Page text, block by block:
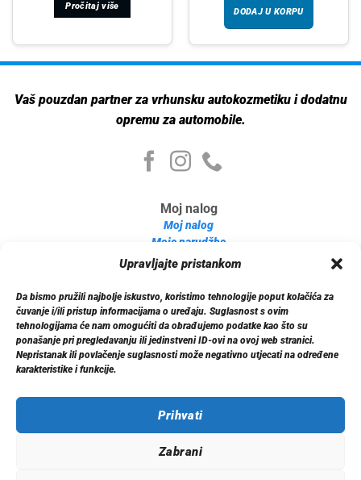
Upravljajte pristankom
Da bismo pružili najbolje iskustvo, koristimo tehnologije poput kolačića za
čuvanje i/ili pristup informacijama o uređaju. Suglasnost s ovim
tehnologijama će nam omogućiti da obrađujemo podatke kao što su
ponašanje pri pregledavanju ili jedinstveni ID-ovi na ovoj web stranici.
Nepristanak ili povlačenje suglasnosti može negativno utjecati na određene
karakteristike i funkcije.
Prihvati
Zabrani
Pročitaj više
DODAJ U KORPU
Vaš pouzdan partner za vrhunsku autokozmetiku i dodatnu
opremu za automobile.
Moj nalog
Moj nalog
Moje narudžbe
Detalji računa
Informacije
O nama
Dostava
Politika privatnosti
© 2026 Xenon.ba. Sva prava zadržana.